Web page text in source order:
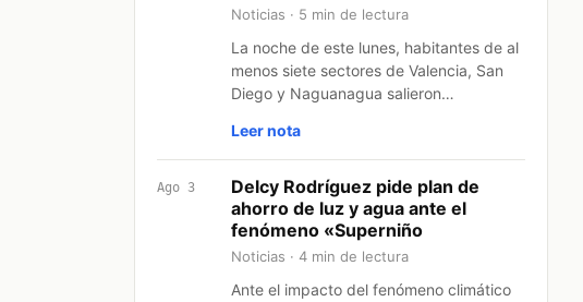
Noticias · 5 min de lectura
La noche de este lunes, habitantes de al
menos siete sectores de Valencia, San
Diego y Naguanagua salieron…
Leer nota
Ago 3
Delcy Rodríguez pide plan de
ahorro de luz y agua ante el
fenómeno «Superniño
Noticias · 4 min de lectura
Ante el impacto del fenómeno climático